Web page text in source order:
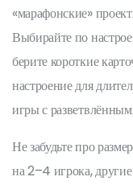
«марафонские»
Выбирайте по
берите короткие
настроение для
игры с
Не забудьте про
на 2–4 игрока,